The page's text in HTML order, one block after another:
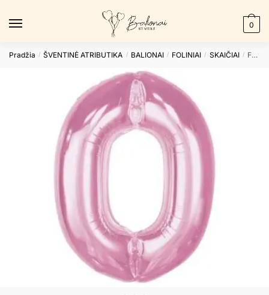
0
Pradžia / ŠVENTINĖ ATRIBUTIKA / BALIONAI / FOLINIAI / SKAIČIAI / Folinis balionas 0 LIGHT PINK, 92cm.